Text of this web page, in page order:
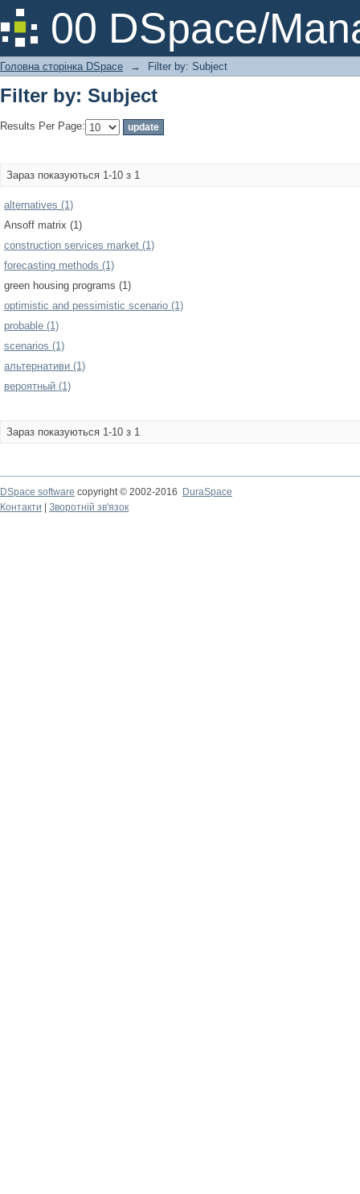
00 DSpace/
Filter by: Subject
Головна сторінка DSpace → Filter by: Subject
Filter by: Subject
Results Per Page:
Зараз показуються 1-10 з 1
alternatives (1)
Ansoff matrix (1)
construction services market (1)
forecasting methods (1)
green housing programs (1)
optimistic and pessimistic scenario (1)
probable (1)
scenarios (1)
альтернативи (1)
вероятный (1)
Зараз показуються 1-10 з 1
DSpace software copyright © 2002-2016
DuraSpace
Контакти
Зворотній зв'язок